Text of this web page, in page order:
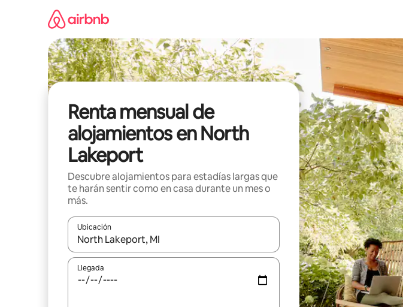
Renta mensual de
alojamientos en North
Lakeport
Descubre alojamientos para estadías largas que
te harán sentir como en casa durante un mes o
más.
Ubicación
Cuando los resultados estén disponibles, navega con las teclas de flecha hacia
Llegada